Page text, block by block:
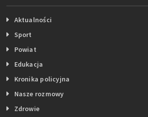
Aktualności
Sport
Powiat
Edukacja
Kronika policyjna
Nasze rozmowy
Zdrowie